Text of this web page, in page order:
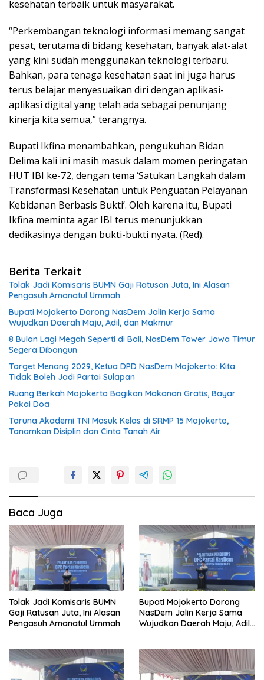
kesehatan terbaik untuk masyarakat.
“Perkembangan teknologi informasi memang sangat
pesat, terutama di bidang kesehatan, banyak alat-alat
yang kini sudah menggunakan teknologi terbaru.
Bahkan, para tenaga kesehatan saat ini juga harus
terus belajar menyesuaikan diri dengan aplikasi-
aplikasi digital yang telah ada sebagai penunjang
kinerja kita semua,” terangnya.
Bupati Ikfina menambahkan, pengukuhan Bidan
Delima kali ini masih masuk dalam momen peringatan
HUT IBI ke-72, dengan tema ‘Satukan Langkah dalam
Transformasi Kesehatan untuk Penguatan Pelayanan
Kebidanan Berbasis Bukti’. Oleh karena itu, Bupati
Ikfina meminta agar IBI terus menunjukkan
dedikasinya dengan bukti-bukti nyata. (Red).
Berita Terkait
Tolak Jadi Komisaris BUMN Gaji Ratusan Juta, Ini Alasan
Pengasuh Amanatul Ummah
Bupati Mojokerto Dorong NasDem Jalin Kerja Sama
Wujudkan Daerah Maju, Adil, dan Makmur
8 Bulan Lagi Megah Seperti di Bali, NasDem Tower Jawa Timur
Segera Dibangun
Target Menang 2029, Ketua DPD NasDem Mojokerto: Kita
Tidak Boleh Jadi Partai Sulapan
Ruang Berkah Mojokerto Bagikan Makanan Gratis, Bayar
Pakai Doa
Taruna Akademi TNI Masuk Kelas di SRMP 15 Mojokerto,
Tanamkan Disiplin dan Cinta Tanah Air
Baca Juga
Tolak Jadi Komisaris BUMN
Gaji Ratusan Juta, Ini Alasan
Pengasuh Amanatul Ummah
Bupati Mojokerto Dorong
NasDem Jalin Kerja Sama
Wujudkan Daerah Maju, Adil,